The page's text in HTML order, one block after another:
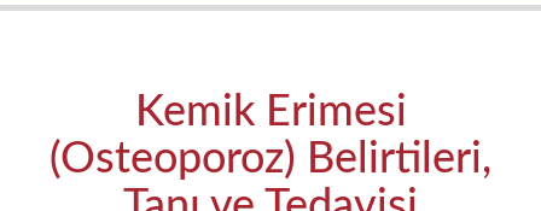
Kemik Erimesi
(Osteoporoz) Belirtileri,